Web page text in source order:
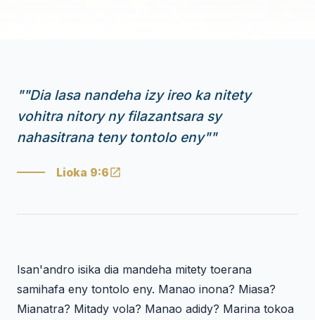
""Dia lasa nandeha izy ireo ka nitety
vohitra nitory ny filazantsara sy
nahasitrana teny tontolo eny""
Lioka 9:6
Isan'andro isika dia mandeha mitety toerana
samihafa eny tontolo eny. Manao inona? Miasa?
Mianatra? Mitady vola? Manao adidy? Marina tokoa